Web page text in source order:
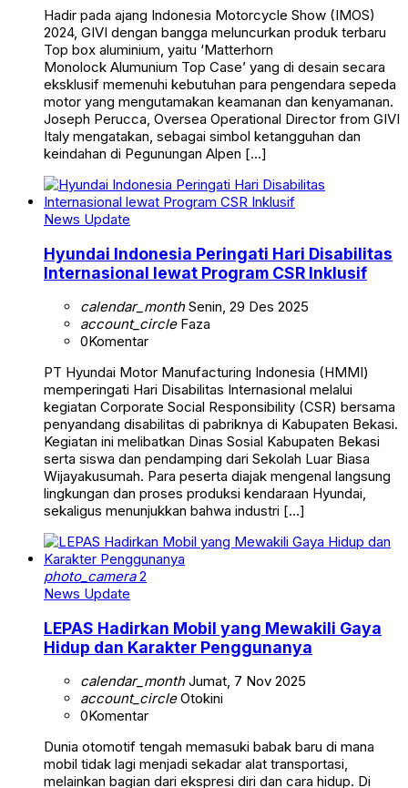
Hadir pada ajang Indonesia Motorcycle Show (IMOS)
2024, GIVI dengan bangga meluncurkan produk terbaru
Top box aluminium, yaitu ‘Matterhorn
Monolock Alumunium Top Case’ yang di desain secara
eksklusif memenuhi kebutuhan para pengendara sepeda
motor yang mengutamakan keamanan dan kenyamanan.
Joseph Perucca, Oversea Operational Director from GIVI
Italy mengatakan, sebagai simbol ketangguhan dan
keindahan di Pegunungan Alpen […]
News Update
Hyundai Indonesia Peringati Hari Disabilitas
Internasional lewat Program CSR Inklusif
calendar_monthSenin, 29 Des 2025
account_circleFaza
0Komentar
PT Hyundai Motor Manufacturing Indonesia (HMMI)
memperingati Hari Disabilitas Internasional melalui
kegiatan Corporate Social Responsibility (CSR) bersama
penyandang disabilitas di pabriknya di Kabupaten Bekasi.
Kegiatan ini melibatkan Dinas Sosial Kabupaten Bekasi
serta siswa dan pendamping dari Sekolah Luar Biasa
Wijayakusumah. Para peserta diajak mengenal langsung
lingkungan dan proses produksi kendaraan Hyundai,
sekaligus menunjukkan bahwa industri […]
photo_camera2
News Update
LEPAS Hadirkan Mobil yang Mewakili Gaya
Hidup dan Karakter Penggunanya
calendar_monthJumat, 7 Nov 2025
account_circleOtokini
0Komentar
Dunia otomotif tengah memasuki babak baru di mana
mobil tidak lagi menjadi sekadar alat transportasi,
melainkan bagian dari ekspresi diri dan cara hidup. Di